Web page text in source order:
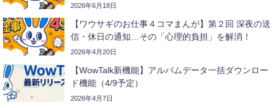
2026年6月18日
【ワウサギのお仕事４コマまんが】第２回 深夜の送
信・休日の通知…その「心理的負担」を解消！
2026年4月20日
【WowTalk新機能】アルバムデータ一括ダウンロー
ド機能（4/9予定）
2026年4月7日